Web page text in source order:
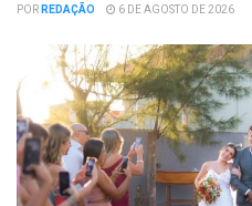
PORREDAÇÃO 6 DE AGOSTO DE 2026